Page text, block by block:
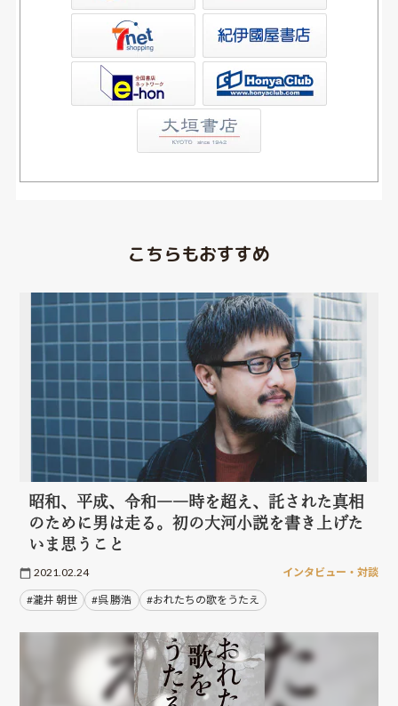
書店ウェブストア
こちらもおすすめ
昭和、平成、令和――時を超え、託された真相
のために男は走る。初の大河小説を書き上げた
いま思うこと
2021.02.24 インタビュー・対談
#瀧井 朝世 #呉 勝浩 #おれたちの歌をうたえ